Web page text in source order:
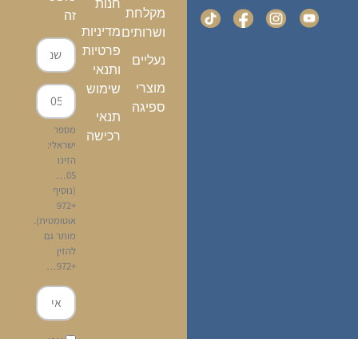
מקלחת
ושרותים
נעליים
מוצרי
ספיגה
חנות
מדיניות
פרטיות
ותנאי
שימוש
תנאי
רכישה
זה
מספר
ישראלי:
הזינו
05…
(נוסיף
+972
אוטומטית).
מותר גם
להזין
+972…